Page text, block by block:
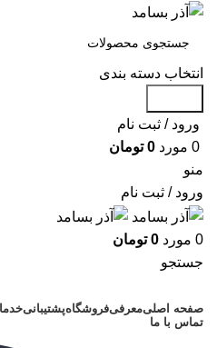
انتخاب دسته بندی
ورود / ثبت نام
0 مورد 0 تومان
منو
ورود / ثبت نام
0 مورد 0 تومان
جستجو
صفحه اصلیمعرفیفروشگاهپشتیبانی
تماس با ما